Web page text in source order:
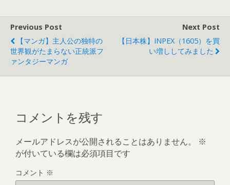
Previous Post
【マンガ】主人公の独特の
世界観がたまらない正統派フ
ァンタジーマンガ
Next Post
【日本株】INPEX（1605）を買
い増ししてみました
コメントを残す
メールアドレスが公開されることはありません。
※
が付いている欄は必須項目です
コメント ※